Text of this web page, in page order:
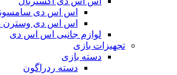
اس اس دی
اس اس دی وسترن
لوازم جانبی اس اس دی
تجهیزات بازی
دسته بازی
دسته ردراگون